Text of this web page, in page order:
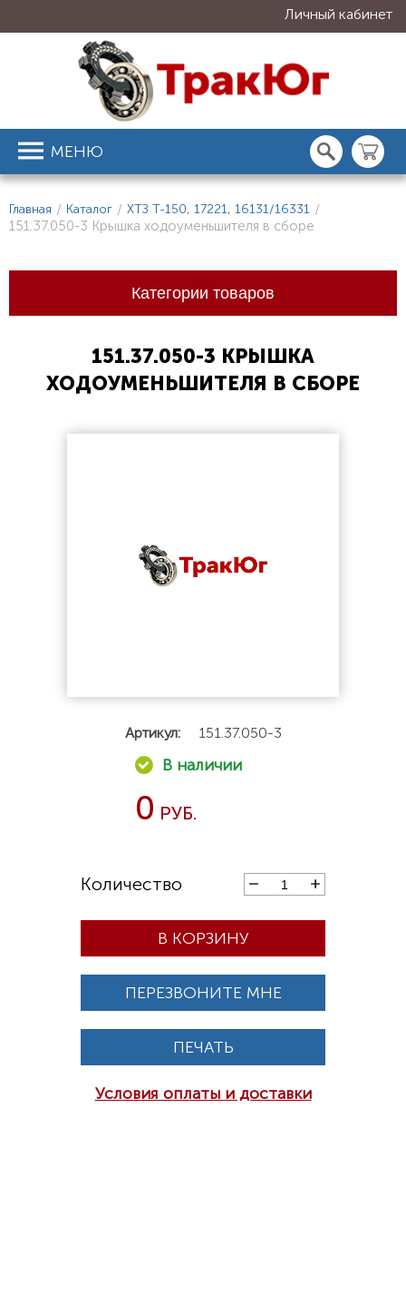
Личный кабинет
МЕНЮ
Главная / Каталог / ХТЗ Т-150, 17221, 16131/16331 /
151.37.050-3 Крышка ходоуменьшителя в сборе
Категории товаров
151.37.050-3 КРЫШКА
ХОДОУМЕНЬШИТЕЛЯ В СБОРЕ
Артикул: 151.37.050-3
0
В КОРЗИНУ
ПЕРЕЗВОНИТЕ МНЕ
ПЕЧАТЬ
Условия оплаты и доставки